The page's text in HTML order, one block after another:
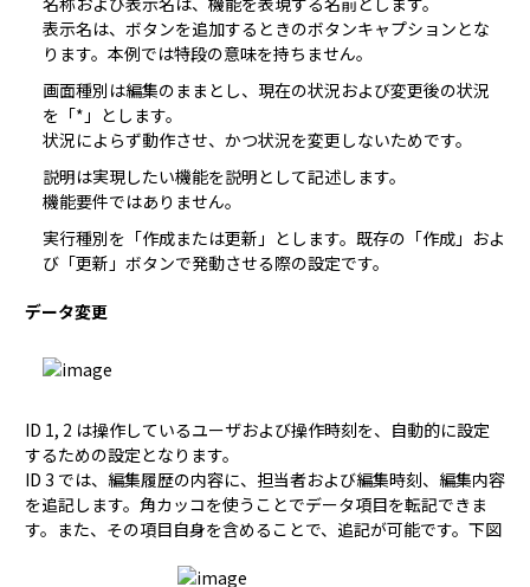
表示名は、ボタンを追加するときのボタンキャプションとな
ります。本例では特段の意味を持ちません。
画面種別は編集のままとし、現在の状況および変更後の状況
を「*」とします。
状況によらず動作させ、かつ状況を変更しないためです。
説明は実現したい機能を説明として記述します。
機能要件ではありません。
実行種別を「作成または更新」とします。既存の「作成」およ
び「更新」ボタンで発動させる際の設定です。
データ変更
ID 1, 2 は操作しているユーザおよび操作時刻を、自動的に設定
するための設定となります。
ID 3 では、編集履歴の内容に、担当者および編集時刻、編集内容
を追記します。角カッコを使うことでデータ項目を転記できま
す。また、その項目自身を含めることで、追記が可能です。下図